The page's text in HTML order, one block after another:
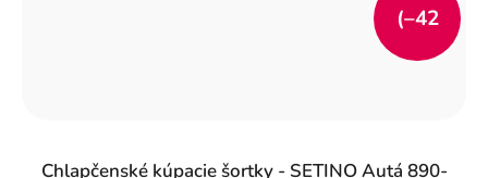
Chlapčenské kúpacie šortky - SETINO Autá 890-
(–42